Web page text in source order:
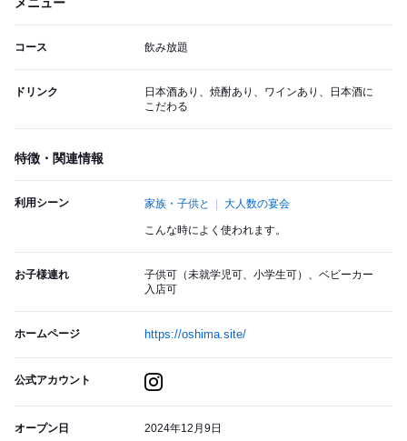
コース 飲み放題
ドリンク
日本酒あり、焼酎あり、ワインあり、日本酒に
こだわる
特徴・関連情報
利用シーン 家族・子供と 大人数の宴会
こんな時によく使われます。
お子様連れ
子供可（未就学児可、小学生可）、ベビーカー
入店可
ホームページ https://oshima.site/
公式アカウント
オープン日 2024年12月9日